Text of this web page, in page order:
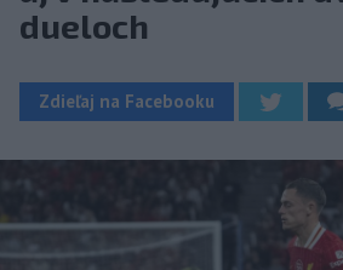
dueloch
Zdieľaj na Facebooku